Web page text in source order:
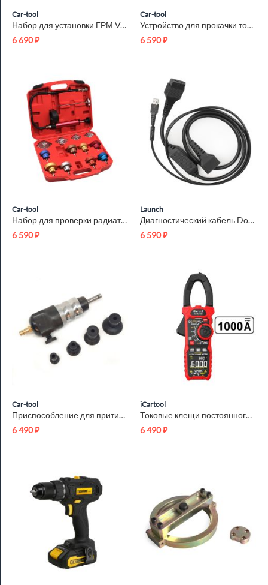
Car-tool
Набор для установки ГРМ VAG FSI, TSI, TFSI 1.8, 2.0 L Car-Too...
6 690₽
Car-tool
Устройство для прокачки тормозной жидкости Car-Tool CT-A2205
6 590₽
Car-tool
Набор для проверки радиатора Car-Tool CT-H006
6 590₽
Launch
Диагностический кабель DoIP для Launch DBScar VII Launch LNC-217
6 590₽
Car-tool
Приспособление для притирки клапанов Car-Tool CT-E052
6 490₽
iCartool
Токовые клещи постоянного/переменного тока 1000A iCartool IC-...
6 490₽